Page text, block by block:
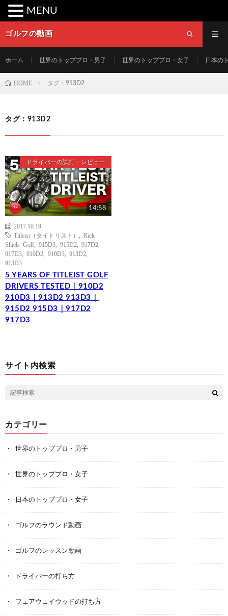
ゴルフの動画
ホーム 世界のトッププロ・男子 世界のトッププロ・女子 日本の
HOME タグ：913D2
タグ：913D2
ドライバーの試打・レビュー
14:58
2017.10.19
Titleist（タイトリスト）
Rick
Shiels Golf
915D3 915D2 917D2
917D3
910D2 910D3 913D2
913D3
5 YEARS OF TITLEIST GOLF
DRIVERS TESTED｜910D2
910D3｜913D2 913D3｜
915D2 915D3｜917D2
917D3
サイト内検索
カテゴリー
世界のトッププロ・男子
世界のトッププロ・女子
日本のトッププロ・女子
ゴルフのラウンド動画
ゴルフのレッスン動画
ドライバーの打ち方
フェアウェイウッドの打ち方
MENU